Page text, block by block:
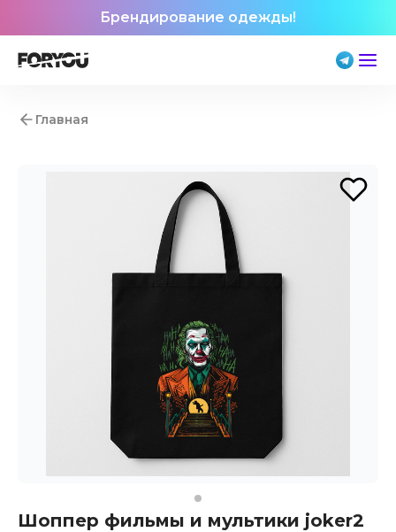
Брендирование одежды!
Главная
Шоппер фильмы и мультики joker2